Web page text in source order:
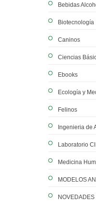
Bebidas
Biotecnología
Caninos
Ciencias
Ebooks
Ecología y
Felinos
Ingenieria de
Laboratorio
Medicina
MODELOS
NOVEDADES